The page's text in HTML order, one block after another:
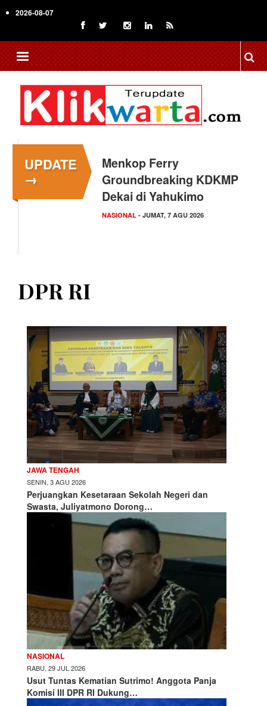
to
content
2026-08-07
UPDATE
→
Menkop Ferry
Groundbreaking KDKMP
Dekai di Yahukimo
NASIONAL - JUMAT, 7 AGU 2026
DPR RI
JAWA TENGAH
SENIN, 3 AGU 2026
Perjuangkan Kesetaraan Sekolah Negeri dan
Swasta, Juliyatmono Dorong…
NASIONAL
RABU, 29 JUL 2026
Usut Tuntas Kematian Sutrimo! Anggota Panja
Komisi III DPR RI Dukung…